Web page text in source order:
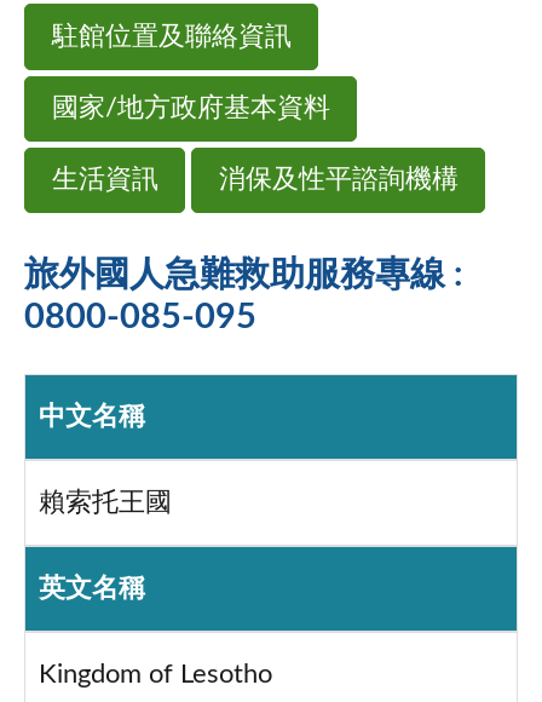
駐館位置及聯絡資訊
國家/地方政府基本資料
生活資訊 消保及性平諮詢機構
旅外國人急難救助服務專線 :
0800-085-095
中文名稱
賴索托王國
英文名稱
Kingdom of Lesotho